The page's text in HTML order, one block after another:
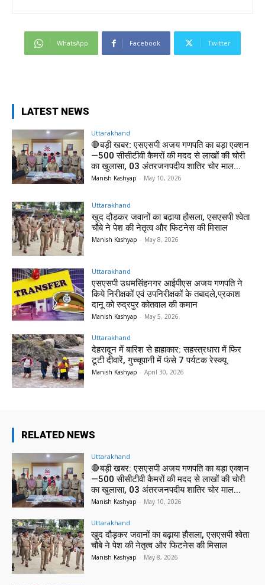
WhatsApp Facebook Twitter
LATEST NEWS
Uttarakhand
🛑बड़ी खबर: एसएसपी अजय गणपति का बड़ा एक्शन
—500 सीसीटीवी कैमरों की मदद से लाखों की चोरी
का खुलासा, 03 अंतरजनपदीय शातिर चोर माल...
Manish Kashyap - May 10, 2026
Uttarakhand
खुद दौड़कर जवानों का बढ़ाया हौसला, एसएसपी श्वेता
चौबे ने पेश की नेतृत्व और फिटनेस की मिसाल
Manish Kashyap - May 8, 2026
Uttarakhand
एसएसपी उधमसिंहनगर आईपीएस अजय गणपति ने
किये निरीक्षकों एवं उपनिरीक्षकों के तबादले,प्रकाश
दानू को रुद्रपुर कोतवाल की कमान
Manish Kashyap - May 5, 2026
Uttarakhand
देहरादून में बारिश से हाहाकार: सहस्त्रधारा में फिर
टूटी दीवारें, गुच्चूपानी में फंसे 7 पर्यटक रेस्क्यू
Manish Kashyap - April 30, 2026
RELATED NEWS
Uttarakhand
🛑बड़ी खबर: एसएसपी अजय गणपति का बड़ा एक्शन
—500 सीसीटीवी कैमरों की मदद से लाखों की चोरी
का खुलासा, 03 अंतरजनपदीय शातिर चोर माल...
Manish Kashyap - May 10, 2026
Uttarakhand
खुद दौड़कर जवानों का बढ़ाया हौसला, एसएसपी श्वेता
चौबे ने पेश की नेतृत्व और फिटनेस की मिसाल
Manish Kashyap - May 8, 2026